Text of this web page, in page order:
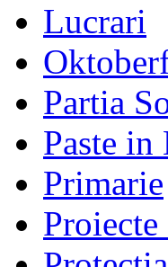
Lucrari
Partia
Paste
Primarie
Proiecte